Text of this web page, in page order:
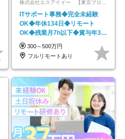
ITサポート事務◆完全未経験
OK◆年休134日◆リモート
OK◆残業月7h以下◆賞与年3回
◆5年目まで必ず昇給
300～500万円
フルリモートあり